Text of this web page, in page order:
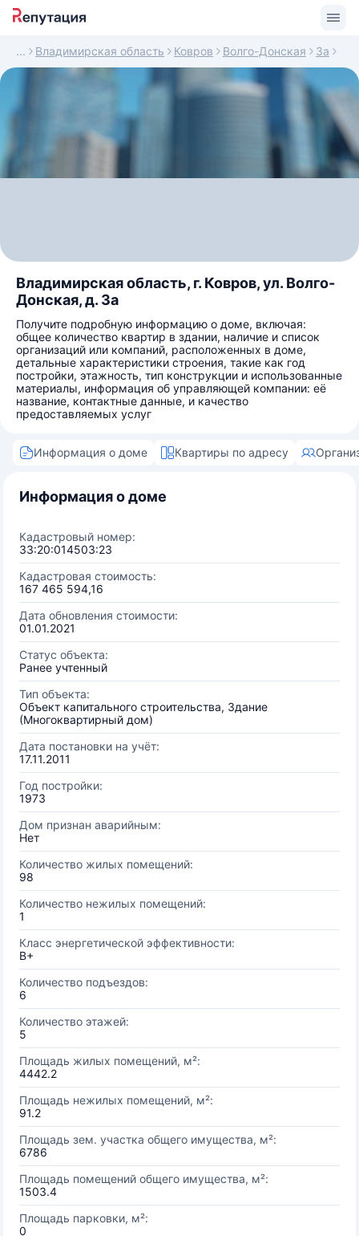
Владимирская область Ковров Волго-Донская 3а
Владимирская область, г. Ковров, ул. Волго-
Донская, д. 3а
Получите подробную информацию о доме, включая:
общее количество квартир в здании, наличие и список
организаций или компаний, расположенных в доме,
детальные характеристики строения, такие как год
постройки, этажность, тип конструкции и использованные
материалы, информация об управляющей компании: её
название, контактные данные, и качество
предоставляемых услуг
Информация о доме Квартиры по адресу
Информация о доме
Кадастровый номер:
33:20:014503:23
Кадастровая стоимость:
167 465 594,16
Дата обновления стоимости:
01.01.2021
Статус объекта:
Ранее учтенный
Тип объекта:
Объект капитального строительства, Здание
(Многоквартирный дом)
Дата постановки на учёт:
17.11.2011
Год постройки:
1973
Дом признан аварийным:
Нет
Количество жилых помещений:
98
Количество нежилых помещений:
1
Класс энергетической эффективности:
B+
Количество подъездов:
6
Количество этажей:
5
Площадь жилых помещений, м²:
4442.2
Площадь нежилых помещений, м²:
91.2
Площадь зем. участка общего имущества, м²:
6786
Площадь помещений общего имущества, м²:
1503.4
Площадь парковки, м²:
0